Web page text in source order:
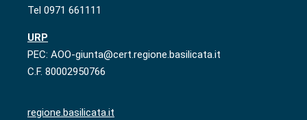
Tel 0971 661111
URP
PEC: AOO-giunta@cert.regione.basilicata.it
C.F. 80002950766
regione.basilicata.it